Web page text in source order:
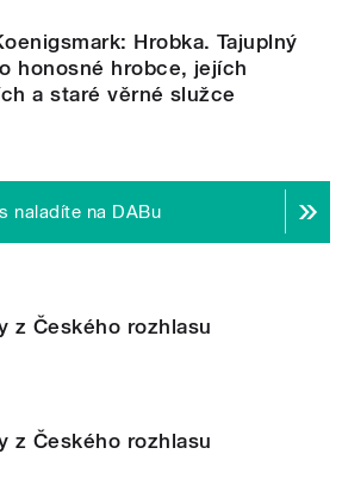
Hrobka. Tajuplný
honosné hrobce, jejích
a staré věrné služce
naladíte na DABu
z Českého rozhlasu
z Českého rozhlasu